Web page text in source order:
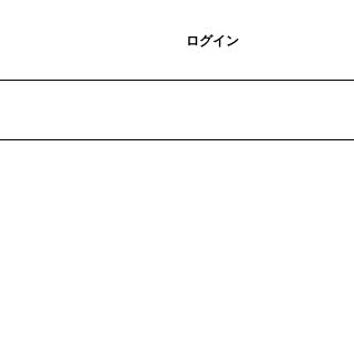
ログイン